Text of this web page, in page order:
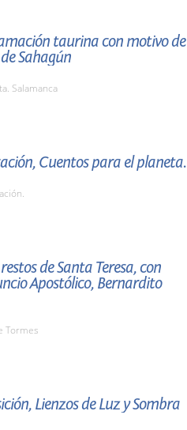
taurina con motivo de
Sahagún
Salamanca
Cuentos para el planeta.
de Santa Teresa, con
Apostólico, Bernardito
Tormes
Lienzos de Luz y Sombra